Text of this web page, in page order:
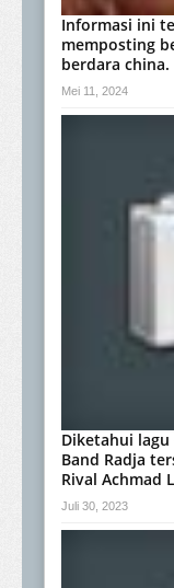
Informasi ini
memposting
berdara china.
Mei 11, 2024
Diketahui
Band Radja
Rival Achmad
Juli 30, 2023